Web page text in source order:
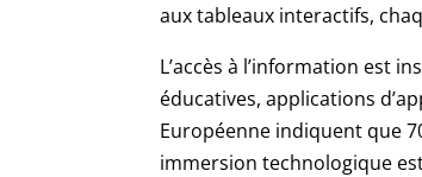
aux tableaux interactifs,
L’accès à l’information est
éducatives, applications
Européenne indiquent que
immersion technologique